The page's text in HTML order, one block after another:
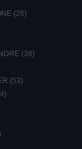
(26)
(38)
(53)